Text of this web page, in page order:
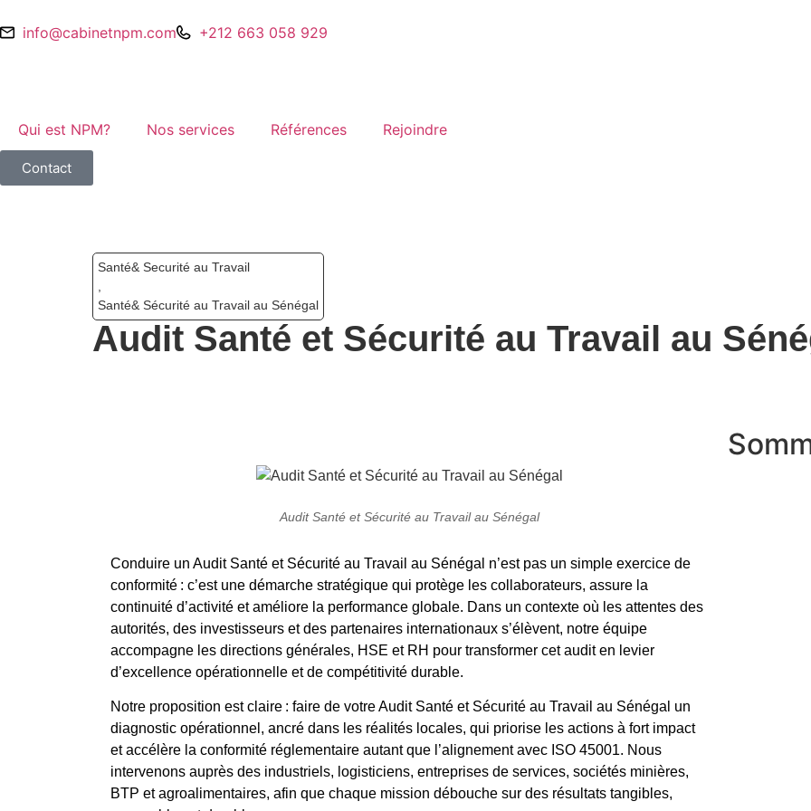
info@cabinetnpm.com +212 663 058 929
Qui est NPM? Nos services Références Rejoindre
Contact
Santé& Securité au Travail
Santé& Sécurité au Travail au Sénégal
Audit Santé et Sécurité au Travail au
Audit Santé et Sécurité au Travail au Sénégal
Conduire un Audit Santé et Sécurité au Travail au Sénégal n’est pas un simple exercice de
conformité : c’est une démarche stratégique qui protège les collaborateurs, assure la
continuité d’activité et améliore la performance globale. Dans un contexte où les attentes des
autorités, des investisseurs et des partenaires internationaux s’élèvent, notre équipe
accompagne les directions générales, HSE et RH pour transformer cet audit en levier
d’excellence opérationnelle et de compétitivité durable.
Notre proposition est claire : faire de votre Audit Santé et Sécurité au Travail au Sénégal un
diagnostic opérationnel, ancré dans les réalités locales, qui priorise les actions à fort impact
et accélère la conformité réglementaire autant que l’alignement avec ISO 45001. Nous
intervenons auprès des industriels, logisticiens, entreprises de services, sociétés minières,
BTP et agroalimentaires, afin que chaque mission débouche sur des résultats tangibles,